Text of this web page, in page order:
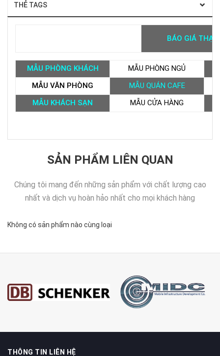
THẺ TAGS
BÁO GIÁ
MẪU PHÒNG KHÁCH
MẪU PHÒNG NGỦ
MẪU VĂN PHÒNG
MẪU QUÁN CAFE
MẪU KHÁCH SẠN
MẪU CỬA HÀNG
SẢN PHẨM LIÊN QUAN
Chúng tôi mang đến những sản phẩm với chất lượng cao
nhất và dịch vụ hoàn hảo nhất cho mọi khách hàng
Không có sản phẩm nào cùng loại
THÔNG TIN LIÊN HỆ